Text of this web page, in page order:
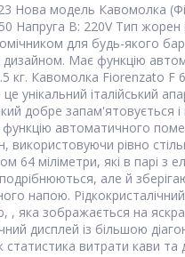
Нова модель Кавомолка
Напруга В: 220V Тип жорен
для будь-якого
Має функцію
кг. Кавомолка Fiorenzato
унікальний італійський
добре
автоматичного
використовуючи рівно
64 міліметри, які в парі
але й
напою.
яка зображається на
дисплей із більшою
витрати кави